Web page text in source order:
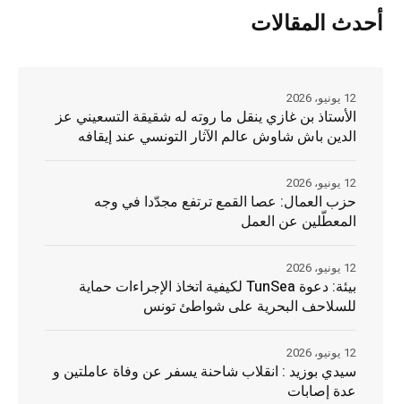
أحدث المقالات
الأستاذ بن غازي ينقل ما روته له شقيقة التسعيني عز
الدين باش شاوش عالم الآثار التونسي عند إيقافه
12 يونيو، 2026
حزب العمال: عصا القمع ترتفع مجدّدا في وجه
المعطّلين عن العمل
12 يونيو، 2026
بيئة: دعوة TunSea لكيفية اتخاذ الإجراءات حماية
للسلاحف البحرية على شواطئ تونس
12 يونيو، 2026
سيدي بوزيد : انقلاب شاحنة يسفر عن وفاة عاملتين و
عدة إصابات
12 يونيو، 2026